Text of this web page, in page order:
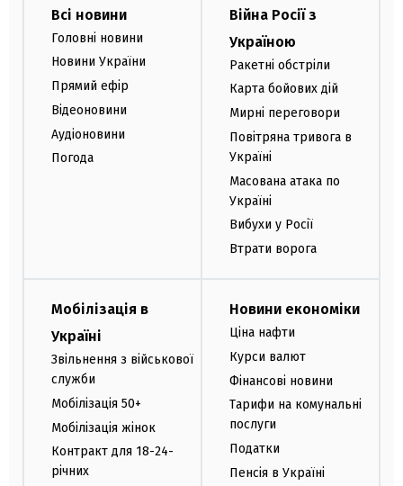
Всі новини
Головні новини
Новини України
Прямий ефір
Відеоновини
Аудіоновини
Погода
Війна Росії з
Україною
Ракетні обстріли
Карта бойових дій
Мирні переговори
Повітряна тривога в
Україні
Масована атака по
Україні
Вибухи у Росії
Втрати ворога
Мобілізація в
Україні
Звільнення з військової
служби
Мобілізація 50+
Мобілізація жінок
Контракт для 18-24-
річних
Новини економіки
Ціна нафти
Курси валют
Фінансові новини
Тарифи на комунальні
послуги
Податки
Пенсія в Україні